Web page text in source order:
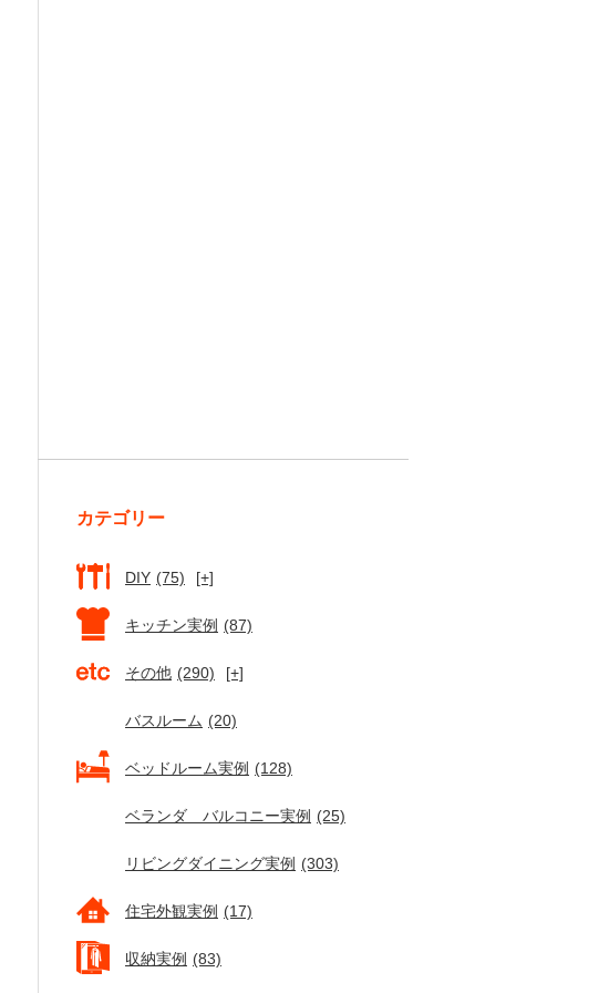
カテゴリー
DIY (75) [+]
キッチン実例 (87)
その他 (290) [+]
バスルーム (20)
ベッドルーム実例 (128)
ベランダ バルコニー実例 (25)
リビングダイニング実例 (303)
住宅外観実例 (17)
収納実例 (83)